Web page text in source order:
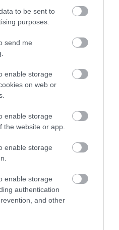
to be sent to
purposes.
send me
enable storage
on web or
enable storage
the website or app.
enable storage
enable storage
authentication
and other
AZ OKOZTA A RÁKOT
2026-04-23
ÉS AZ ADHD EGYÜTT
EGÉSZEN MÁS ARCOT MUTAT
2026-04-21